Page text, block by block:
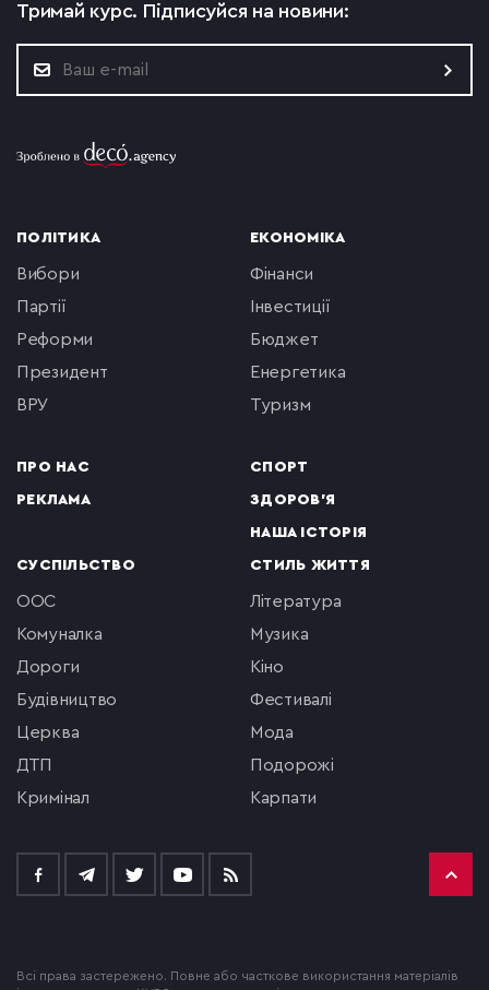
Тримай курс. Підписуйся на новини:
ПОЛІТИКА
вибори
партії
реформи
президент
ВРУ
ПРО НАС
РЕКЛАМА
ЕКОНОМІКА
фінанси
інвестиції
бюджет
енергетика
туризм
СПОРТ
ЗДОРОВ'Я
НАША ІСТОРІЯ
СУСПІЛЬСТВО
ООС
комуналка
Дороги
будівництво
церква
ДТП
кримінал
СТИЛЬ ЖИТТЯ
література
музика
кіно
фестивалі
мода
подорожі
Карпати
Всі права застережено. Повне або часткове використання матеріалів